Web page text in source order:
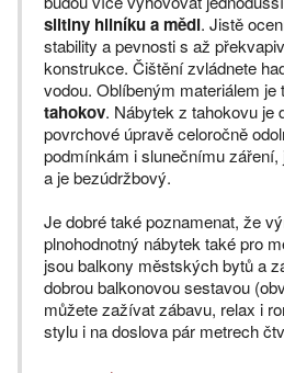
slitiny hliníku a mědi. Jistě
stability a pevnosti s až
konstrukce. Čištění zvládnete
vodou. Oblíbeným materiálem je
tahokov. Nábytek z tahokovu je
povrchové úpravě celoročně
podmínkám i slunečnímu záření,
a je bezúdržbový.
Je dobré také poznamenat, že
plnohodnotný nábytek také pro
jsou balkony městských bytů a
dobrou balkonovou sestavou
můžete zažívat zábavu, relax i
stylu i na doslova pár metrech